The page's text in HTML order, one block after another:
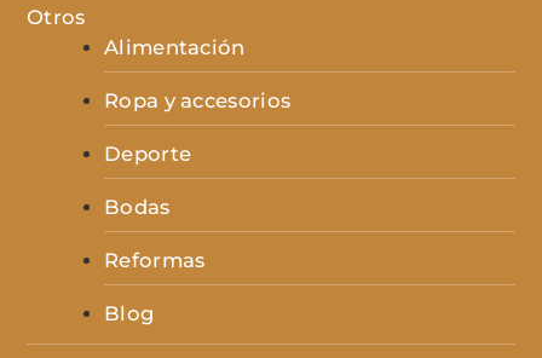
Otros
Alimentación
Ropa y accesorios
Deporte
Bodas
Reformas
Blog